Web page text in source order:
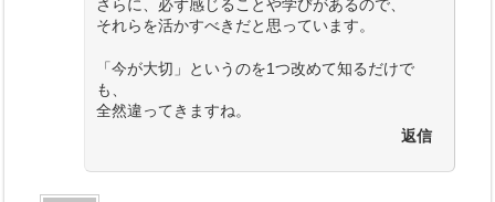
さらに、必ず感じることや学びがあるので、
それらを活かすべきだと思っています。
「今が大切」というのを1つ改めて知るだけで
も、
全然違ってきますね。
返信